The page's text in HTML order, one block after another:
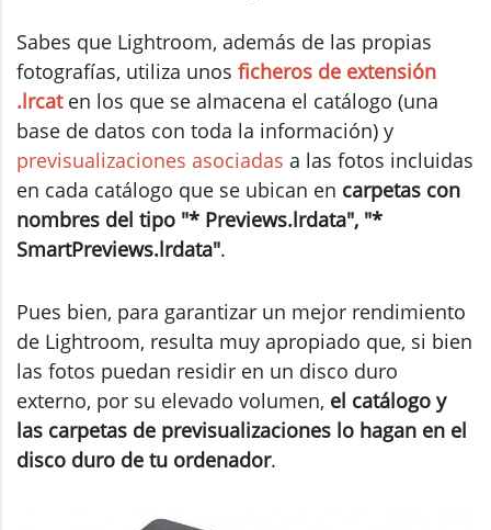
Sabes que Lightroom, además de las propias
fotografías, utiliza unos ficheros de extensión
.lrcaten los que se almacena el catálogo (una
base de datos con toda la información) y
previsualizaciones asociadas a las fotos incluidas
en cada catálogo que se ubican en carpetas con
nombres del tipo "* Previews.lrdata", "*
SmartPreviews.lrdata".
Pues bien, para garantizar un mejor rendimiento
de Lightroom, resulta muy apropiado que, si bien
las fotos puedan residir en un disco duro
externo, por su elevado volumen, el catálogo y
las carpetas de previsualizaciones lo hagan en el
disco duro de tu ordenador.